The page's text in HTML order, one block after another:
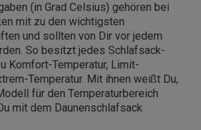
(in Grad Celsius) gehören bei
mit zu den wichtigsten
und sollten von Dir vor jedem
So besitzt jedes Schlafsack-
Komfort-Temperatur, Limit-
Temperatur. Mit ihnen weißt Du,
für den Temperaturbereich
mit dem Daunenschlafsack